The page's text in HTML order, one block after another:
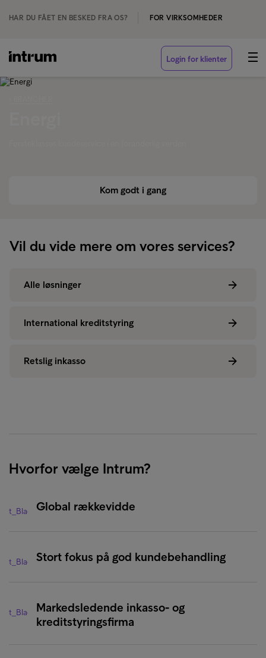
HAR DU FÅET EN BESKED FRA OS? FOR VIRKSOMHEDER
Login for klienter
Kom godt i gang
Vil du vide mere om vores services?
Alle løsninger
International kreditstyring
Retslig inkasso
Hvorfor vælge Intrum?
Global rækkevidde
Stort fokus på god kundebehandling
Markedsledende inkasso- og
kreditstyringsfirma